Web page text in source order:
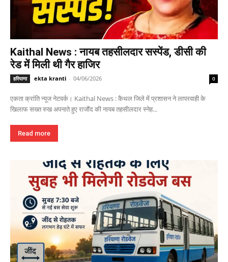
Kaithal News : नायब तहसीलदार सस्पेंड, डीसी की
रेड में मिली थी गैर हाजिर
हरियाणा ekta kranti - 04/06/2026 0
एकता क्रांति न्यूज नेटवर्क। Kaithal News : कैथल जिले में प्रशासन ने लापरवाही के
खिलाफ सख्त रुख अपनाते हुए राजौंद की नायब तहसीलदार स्नेह...
Read more